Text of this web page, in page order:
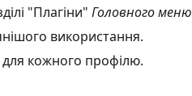
"Плагіни" Головного меню
використання.
для кожного профілю.